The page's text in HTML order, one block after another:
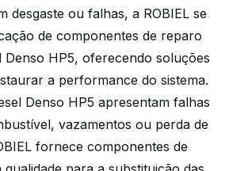
desgaste ou falhas, a ROBIEL se
de componentes de reparo
Denso HP5, oferecendo soluções
a performance do sistema.
Denso HP5 apresentam falhas
vazamentos ou perda de
fornece componentes de